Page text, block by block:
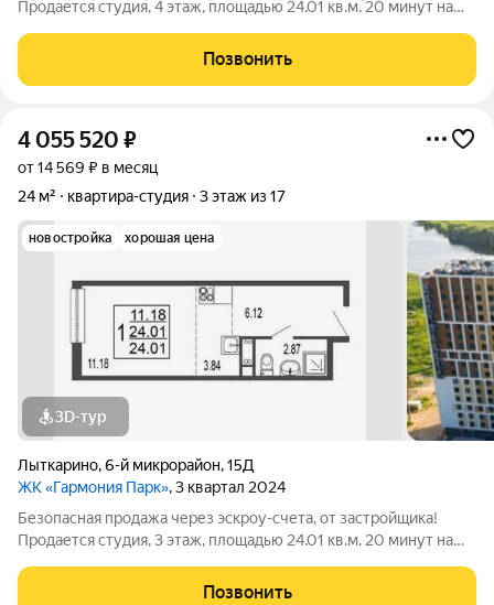
Продается студия, 4 этаж, площадью 24.01 кв.м. 20 минут на
Дом комфорт-класса с продуманными планировочными
решениями и широким выбором
Позвонить
4 055 520 ₽
от 14 569 ₽ в месяц
24 м²
квартира-студия 3 этаж из 17
новостройка хорошая цена
3D-тур
Лыткарино,6-й микрорайон,15Д
ЖК «Гармония Парк», 3 квартал 2024
Безопасная продажа через эскроу-счета, от застройщика!
Продается студия, 3 этаж, площадью 24.01 кв.м. 20 минут на
Дом комфорт-класса с продуманными планировочными
Позвонить